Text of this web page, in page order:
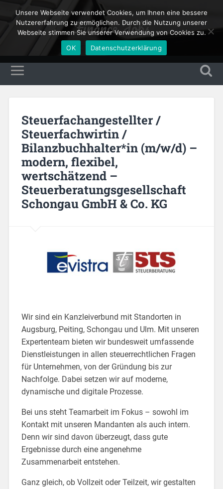
Finance Jobs
Steuerfachangestellter /
Steuerfachwirtin /
Bilanzbuchhalter*in (m/w/d) –
modern, flexibel,
wertschätzend –
Steuerberatungsgesellschaft
Schongau GmbH & Co. KG
Wir sind ein Kanzleiverbund mit Standorten in
Augsburg, Peiting, Schongau und Ulm. Mit unseren
Expertenteam bieten wir bundesweit umfassende
Dienstleistungen in allen steuerrechtlichen Fragen
für Unternehmen, von der Gründung bis zur
Nachfolge. Dabei setzen wir auf moderne,
dynamische und digitale Prozesse.
Bei uns steht Teamarbeit im Fokus – sowohl im
Kontakt mit unseren Mandanten als auch intern.
Denn wir sind davon überzeugt, dass gute
Ergebnisse durch eine angenehme
Zusammenarbeit entstehen.
Ganz gleich, ob Vollzeit oder Teilzeit, wir gestalten
Unsere Webseite verwendet Cookies, um Ihnen eine bessere
Nutzererfahrung zu ermöglichen. Durch die Nutzung unserer
Webseite stimmen Sie unserer Verwendung von Cookies zu.
OK
Datenschutzerklärung